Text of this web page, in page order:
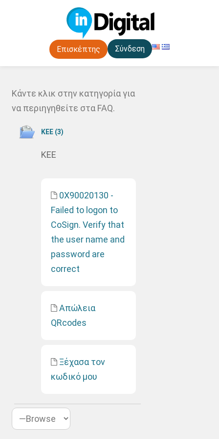
Επισκέπτης Σύνδεση
Κάντε κλικ στην κατηγορία για
να περιηγηθείτε στα FAQ.
ΚΕΕ (3)
ΚΕΕ
0X90020130 -
Failed to logon to
CoSign. Verify that
the user name and
password are
correct
Απώλεια
QRcodes
Ξέχασα τον
κωδικό μου